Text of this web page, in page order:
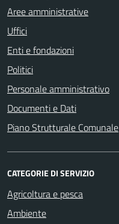
Aree amministrative
Uffici
Enti e fondazioni
Politici
Personale amministrativo
Documenti e Dati
Piano Strutturale Comunale
CATEGORIE DI SERVIZIO
Agricoltura e pesca
Ambiente